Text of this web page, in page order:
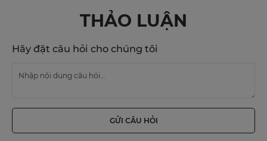
THẢO LUẬN
Hãy đặt câu hỏi cho chúng tôi
GỬI CÂU HỎI